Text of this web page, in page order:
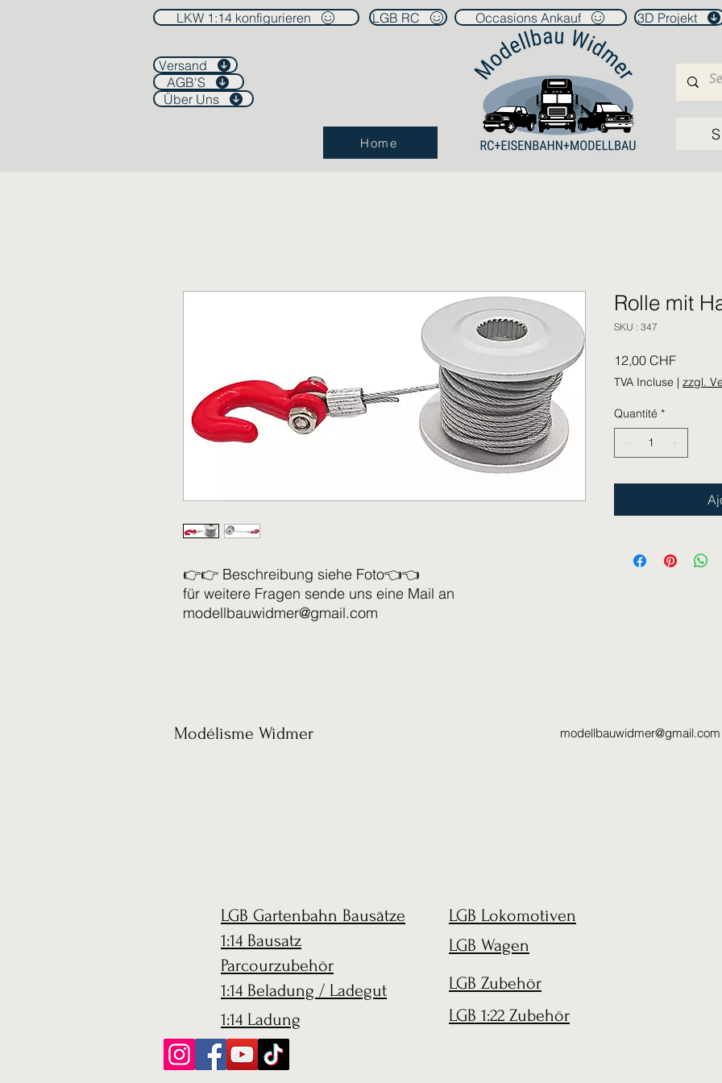
LKW 1:14 konfigurieren LGB RC
Versand
AGB'S
Über Uns
Home
Occasions Ankauf 3D Projekt
👉👉 Beschreibung siehe Foto👈👈
für weitere Fragen sende uns eine Mail an
modellbauwidmer@gmail.com
Rolle mit
SKU : 347
12,00 CHFPrix
TVA Incluse | zzgl.
Quantité *
Modélisme Widmer modellbauwidmer@gmail.com
LGB Gartenbahn Bausätze
1:14 Bausatz
Parcourzubehör
1:14 Beladung / Ladegut
1:14 Ladung
LGB Lokomotiven
LGB Wagen
LGB Zubehör
LGB 1:22 Zubehör